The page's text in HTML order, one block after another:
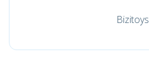
Bizitoys